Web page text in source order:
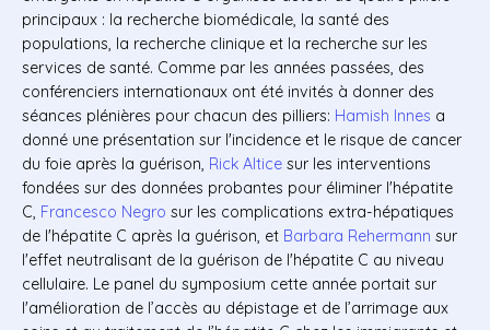
principaux : la recherche biomédicale, la santé des
populations, la recherche clinique et la recherche sur les
services de santé. Comme par les années passées, des
conférenciers internationaux ont été invités à donner des
séances plénières pour chacun des pilliers: Hamish Innes a
donné une présentation sur l'incidence et le risque de cancer
du foie après la guérison, Rick Altice sur les interventions
fondées sur des données probantes pour éliminer l'hépatite
C, Francesco Negro sur les complications extra-hépatiques
de l'hépatite C après la guérison, et Barbara Rehermann sur
l'effet neutralisant de la guérison de l'hépatite C au niveau
cellulaire. Le panel du symposium cette année portait sur
l'amélioration de l’accès au dépistage et de l’arrimage aux